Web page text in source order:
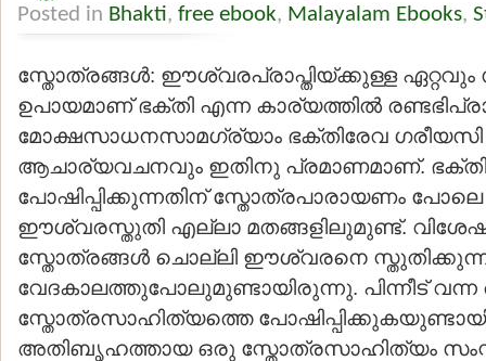
Posted in Bhakti, free ebook, Malayalam Ebooks,
സ്തോത്രങ്ങള്‍: ഈശ്വരപ്രാപ്തിയ്ക്കുള്ള
ഉപായമാണ് ഭക്തി എന്ന കാര്യത്തില്‍
മോക്ഷസാധനസാമഗ്ര്യാം ഭക്തിരേവ
ആചാര്യവചനവും ഇതിനു പ്രമാണമാണ്.
പോഷിപ്പിക്കുന്നതിന് സ്തോത്രപാരായണം പോലെ
ഈശ്വരസ്തുതി എല്ലാ മതങ്ങളിലുമുണ്ട്.
സ്തോത്രങ്ങള്‍ ചൊല്ലി ഈശ്വരനെ സ്തുതിക്കുന്ന
വേദകാലത്തുപോലുമുണ്ടായിരുന്നു. പിന്നീട്
സ്തോത്രസാഹിത്യത്തെ
അതിബൃഹത്തായ ഒരു സ്തോത്രസാഹിത്യം